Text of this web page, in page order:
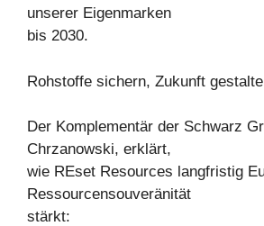
unserer Eigenmarken
bis 2030.
Rohstoffe sichern, Zukunft
Der Komplementär der Schwarz
Chrzanowski, erklärt,
wie REset Resources langfristig
Ressourcensouveränität
stärkt: